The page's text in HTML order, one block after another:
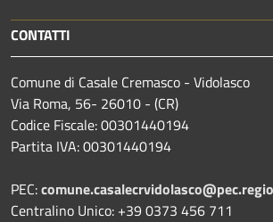
CONTATTI
Comune di Casale Cremasco - Vidolasco
Via Roma, 56- 26010 - (CR)
Codice Fiscale: 00301440194
Partita IVA: 00301440194
PEC:
Centralino Unico: +39 0373 456 711